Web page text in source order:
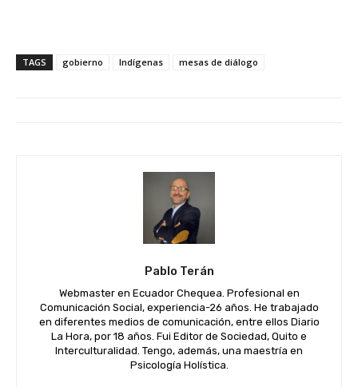
TAGS gobierno Indígenas mesas de diálogo
Pablo Terán
Webmaster en Ecuador Chequea. Profesional en
Comunicación Social, experiencia-26 años. He trabajado
en diferentes medios de comunicación, entre ellos Diario
La Hora, por 18 años. Fui Editor de Sociedad, Quito e
Interculturalidad. Tengo, además, una maestría en
Psicología Holística.